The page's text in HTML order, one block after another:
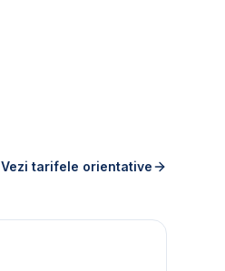
Vezi tarifele orientative